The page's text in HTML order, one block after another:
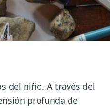
del niño. A través del
profunda de